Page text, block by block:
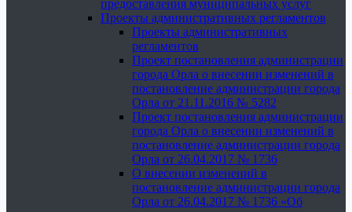
предоставления муниципальных услуг
Проекты административных регламентов
Проекты административных
регламентов
Проект постановления администрации
города Орла о внесении изменений в
постановление администрации города
Орла от 21.11.2016 № 5282
Проект постановления администрации
города Орла о внесении изменений в
постановление администрации города
Орла от 26.04.2017 № 1736
О внесении изменений в
постановление администрации города
Орла от 26.04.2017 № 1736 «Об